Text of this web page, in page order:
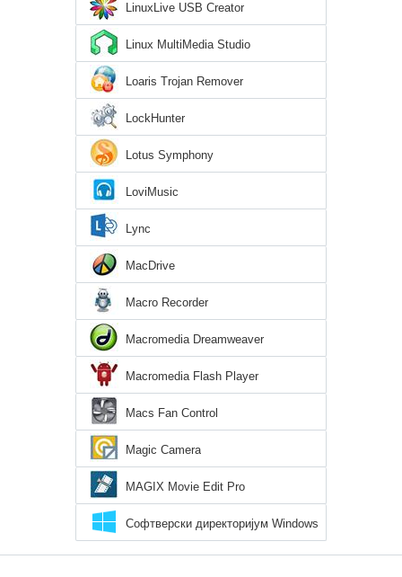
LinuxLive USB Creator
Linux MultiMedia Studio
Loaris Trojan Remover
LockHunter
Lotus Symphony
LoviMusic
Lync
MacDrive
Macro Recorder
Macromedia Dreamweaver
Macromedia Flash Player
Macs Fan Control
Magic Camera
MAGIX Movie Edit Pro
Софтверски директоријум Windows
10